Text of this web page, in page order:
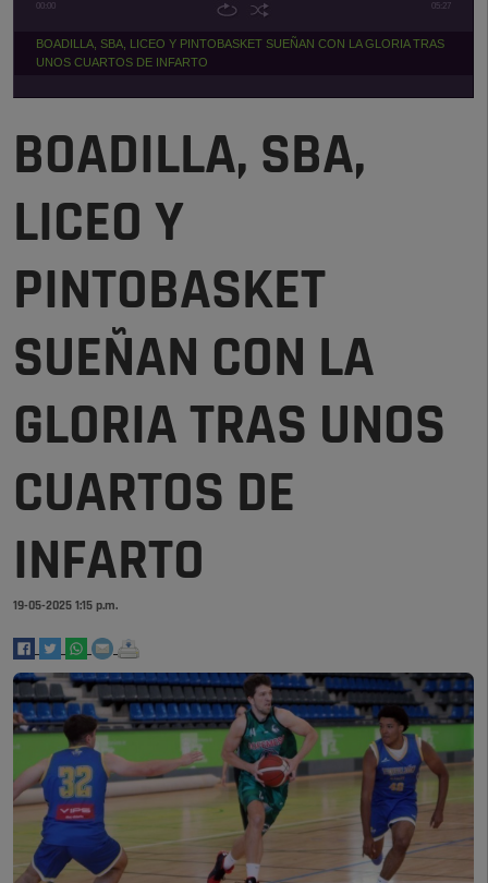
00:00 05:27
BOADILLA, SBA, LICEO Y PINTOBASKET SUEÑAN CON LA GLORIA TRAS
UNOS CUARTOS DE INFARTO
BOADILLA, SBA,
LICEO Y
PINTOBASKET
SUEÑAN CON LA
GLORIA TRAS UNOS
CUARTOS DE
INFARTO
19-05-2025 1:15 p.m.